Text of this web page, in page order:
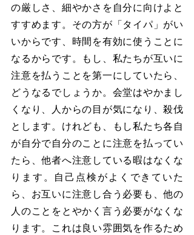
の厳しさ、細やかさを自分に向けよと
すすめます。その方が「タイパ」がい
いからです、時間を有効に使うことに
なるからです。もし、私たちが互いに
注意を払うことを第一にしていたら、
どうなるでしょうか。会堂はやかまし
くなり、人からの目が気になり、殺伐
とします。けれども、もし私たち各自
が自分で自分のことに注意を払ってい
たら、他者へ注意している暇はなくな
ります。自己点検がよくできていた
ら、お互いに注意し合う必要も、他の
人のことをとやかく言う必要がなくな
ります。これは良い雰囲気を作るため